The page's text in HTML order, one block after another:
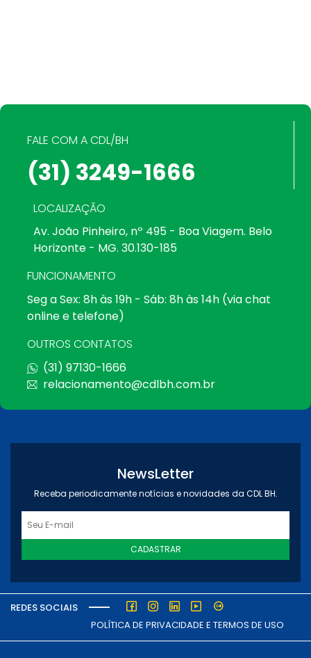
FALE COM A CDL/BH
(31) 3249-1666
LOCALIZAÇÃO
Av. João Pinheiro, nº 495 - Boa Viagem. Belo
Horizonte - MG. 30.130-185
FUNCIONAMENTO
Seg a Sex: 8h às 19h - Sáb: 8h às 14h (via chat
online e telefone)
OUTROS CONTATOS
(31) 97130-1666
relacionamento@cdlbh.com.br
NewsLetter
Receba periodicamente notícias e novidades da CDL BH.
CADASTRAR
REDES SOCIAIS
POLÍTICA DE PRIVACIDADE E TERMOS DE USO